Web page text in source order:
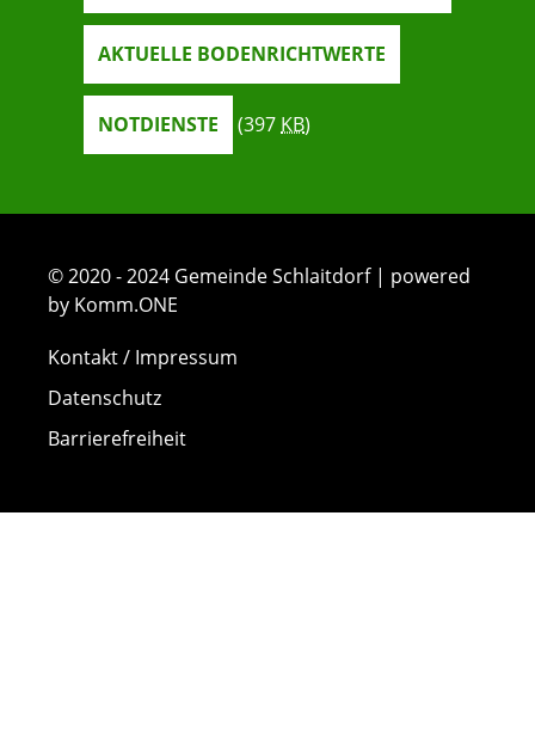
AKTUELLE BODENRICHTWERTE
NOTDIENSTE (397 KB)
© 2020 - 2024 Gemeinde Schlaitdorf | powered
by Komm.ONE
Kontakt / Impressum
Datenschutz
Barrierefreiheit